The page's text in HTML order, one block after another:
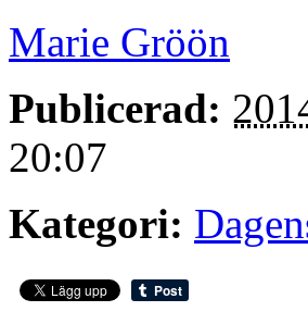
Marie Gröön
Publicerad:
20:07
Kategori: